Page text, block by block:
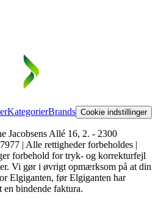
KategorierBrands Cookie indstillinger
Jacobsens Allé 16, 2. - 2300
| Alle rettigheder forbeholdes |
forbehold for tryk- og korrekturfejl
Vi gør i øvrigt opmærksom på at din
Elgiganten, før Elgiganten har
en bindende faktura.